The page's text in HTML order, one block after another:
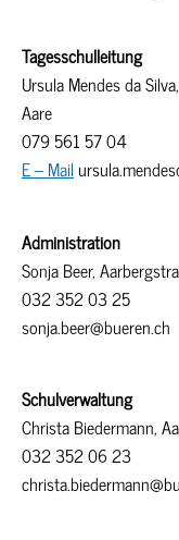
Tagesschulleitung
Ursula Mendes da
Aare
079 561 57 04
E – Mail
Administration
Sonja Beer,
032 352 03 25
sonja.beer@bueren.ch
Schulverwaltung
Christa Biedermann,
032 352 06 23